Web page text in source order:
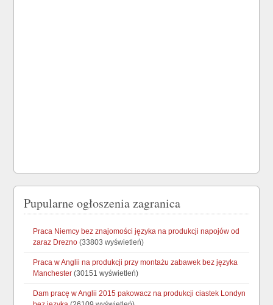
Pupularne ogłoszenia zagranica
Praca Niemcy bez znajomości języka na produkcji napojów od
zaraz Drezno (33803 wyświetleń)
Praca w Anglii na produkcji przy montażu zabawek bez języka
Manchester (30151 wyświetleń)
Dam pracę w Anglii 2015 pakowacz na produkcji ciastek Londyn